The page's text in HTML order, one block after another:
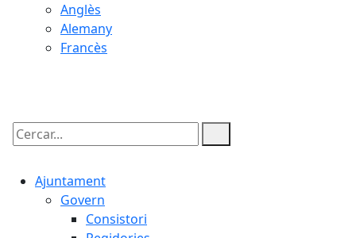
Anglès
Alemany
Francès
Cercar:
Ajuntament
Govern
Consistori